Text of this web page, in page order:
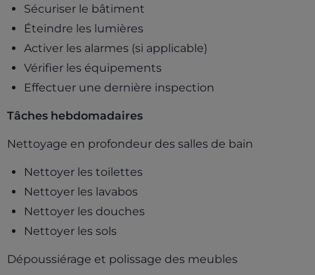
Sécuriser le bâtiment
Éteindre les lumières
Activer les alarmes (si applicable)
Vérifier les équipements
Effectuer une dernière inspection
Tâches hebdomadaires
Nettoyage en profondeur des salles de bain
Nettoyer les toilettes
Nettoyer les lavabos
Nettoyer les douches
Nettoyer les sols
Dépoussiérage et polissage des meubles